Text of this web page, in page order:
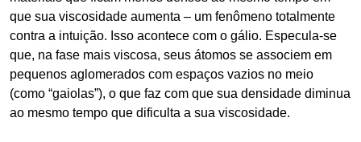
que sua viscosidade aumenta – um fenômeno totalmente
contra a intuição. Isso acontece com o gálio. Especula-se
que, na fase mais viscosa, seus átomos se associem em
pequenos aglomerados com espaços vazios no meio
(como “gaiolas”), o que faz com que sua densidade diminua
ao mesmo tempo que dificulta a sua viscosidade.